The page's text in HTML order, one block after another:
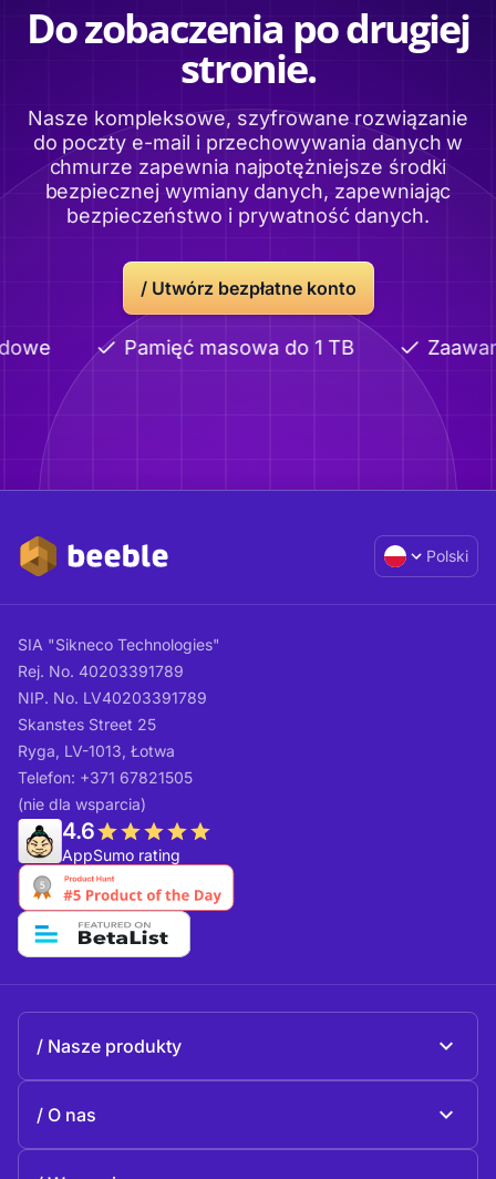
Do zobaczenia po drugiej
stronie.
Nasze kompleksowe, szyfrowane rozwiązanie
do poczty e-mail i przechowywania danych w
chmurze zapewnia najpotężniejsze środki
bezpiecznej wymiany danych, zapewniając
bezpieczeństwo i prywatność danych.
/ Utwórz bezpłatne konto
Pamięć masowa do 1 TB
Polski
SIA "Sikneco Technologies"
Rej. No. 40203391789
NIP. No. LV40203391789
Skanstes Street 25
Ryga, LV-1013, Łotwa
Telefon: +371 67821505
(nie dla wsparcia)
4.6
AppSumo rating
Nasze produkty
O nas